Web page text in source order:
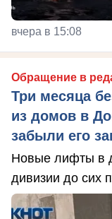
вчера в 15:08
Обращение в
Три месяца
из домов в
забыли его
Новые лифты в
дивизии до сих